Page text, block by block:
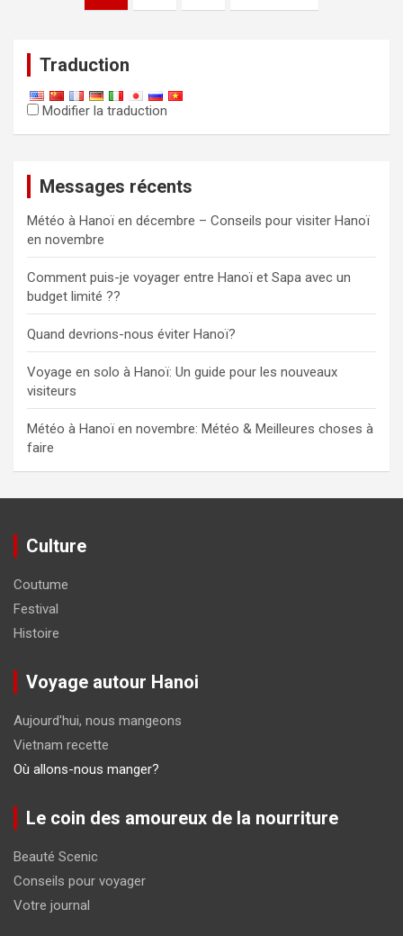
Traduction
Modifier la traduction
Messages récents
Météo à Hanoï en décembre – Conseils pour visiter Hanoï
en novembre
Comment puis-je voyager entre Hanoï et Sapa avec un
budget limité ??
Quand devrions-nous éviter Hanoï?
Voyage en solo à Hanoï: Un guide pour les nouveaux
visiteurs
Météo à Hanoï en novembre: Météo & Meilleures choses à
faire
Culture
Coutume
Festival
Histoire
Voyage autour Hanoi
Aujourd'hui, nous mangeons
Vietnam recette
Où allons-nous manger?
Le coin des amoureux de la nourriture
Beauté Scenic
Conseils pour voyager
Votre journal